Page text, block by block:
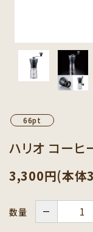
インフォメーション
66pt
ハリオ コーヒ
3,300円(本体
数量 －